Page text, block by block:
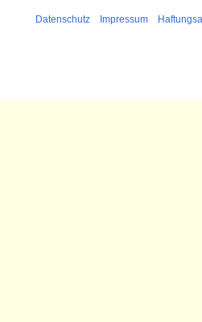
Datenschutz Impressum